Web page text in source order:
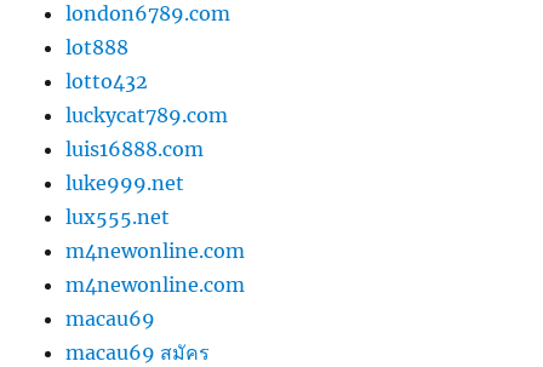
london6789.com
lot888
lotto432
luckycat789.com
luis16888.com
luke999.net
lux555.net
m4newonline.com
m4newonline.com
macau69
macau69 สมัคร